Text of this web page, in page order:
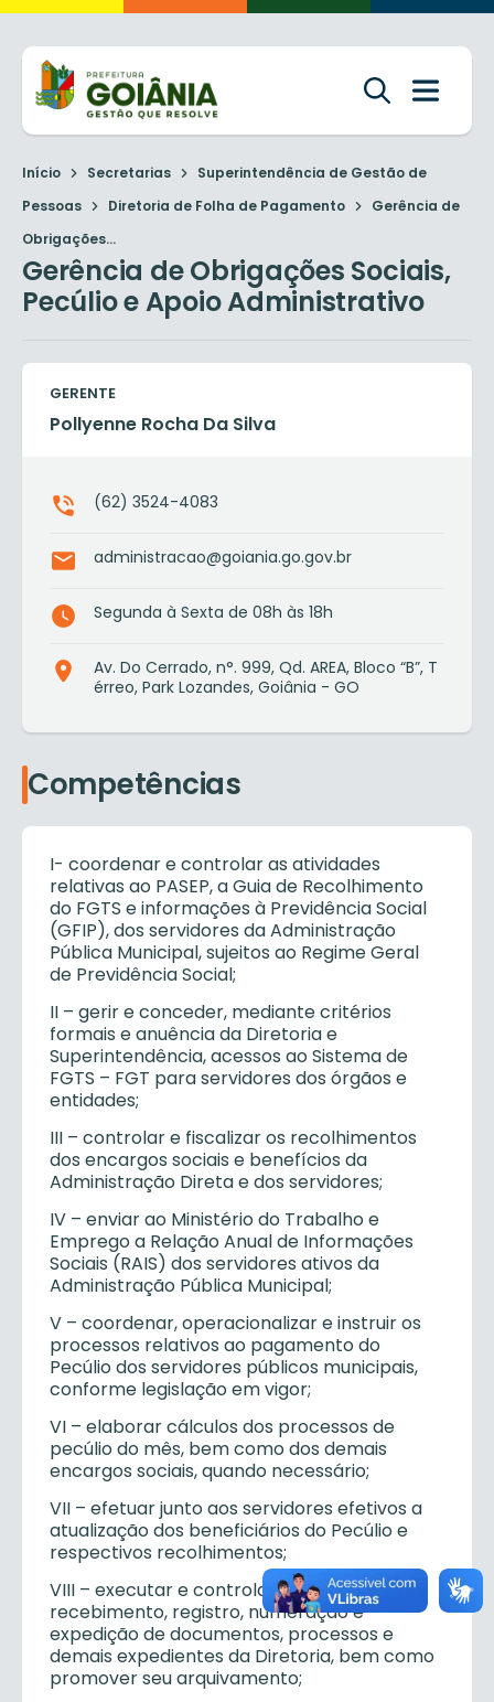
Início Secretarias
Superintendência de Gestão de
Pessoas
Diretoria de Folha de Pagamento
Gerência de
Obrigações...
Gerência de Obrigações Sociais,
Pecúlio e Apoio Administrativo
GERENTE
Pollyenne Rocha Da Silva
(62) 3524-4083
administracao@goiania.go.gov.br
Segunda à Sexta de 08h às 18h
Av. Do Cerrado, n°. 999, Qd. AREA, Bloco “B”, T
érreo, Park Lozandes, Goiânia - GO
Competências
I- coordenar e controlar as atividades
relativas ao PASEP, a Guia de Recolhimento
do FGTS e informações à Previdência Social
(GFIP), dos servidores da Administração
Pública Municipal, sujeitos ao Regime Geral
de Previdência Social;
II – gerir e conceder, mediante critérios
formais e anuência da Diretoria e
Superintendência, acessos ao Sistema de
FGTS – FGT para servidores dos órgãos e
entidades;
III – controlar e fiscalizar os recolhimentos
dos encargos sociais e benefícios da
Administração Direta e dos servidores;
IV – enviar ao Ministério do Trabalho e
Emprego a Relação Anual de Informações
Sociais (RAIS) dos servidores ativos da
Administração Pública Municipal;
V – coordenar, operacionalizar e instruir os
processos relativos ao pagamento do
Pecúlio dos servidores públicos municipais,
conforme legislação em vigor;
VI – elaborar cálculos dos processos de
pecúlio do mês, bem como dos demais
encargos sociais, quando necessário;
VII – efetuar junto aos servidores efetivos a
atualização dos beneficiários do Pecúlio e
respectivos recolhimentos;
VIII – executar e controlar os serviços de
recebimento, registro, numeração e
expedição de documentos, processos e
demais expedientes da Diretoria, bem como
promover seu arquivamento;